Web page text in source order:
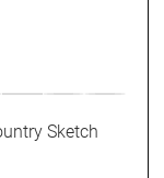
Sketch